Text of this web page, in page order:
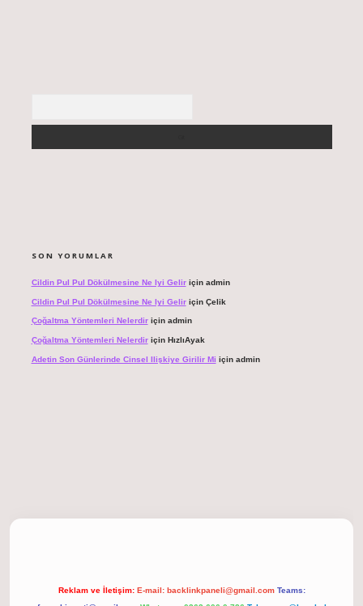
SON YORUMLAR
Cildin Pul Pul Dökülmesine Ne Iyi Geliriçin admin
Cildin Pul Pul Dökülmesine Ne Iyi Geliriçin Çelik
Çoğaltma Yöntemleri Nelerdiriçin admin
Çoğaltma Yöntemleri Nelerdiriçin HızlıAyak
Adetin Son Günlerinde Cinsel Ilişkiye Girilir Mi için admin
Reklam ve İletişim: E-mail: backlinkpaneli@gmail.com Teams: